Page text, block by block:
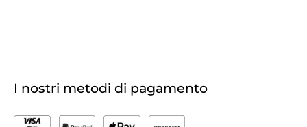
I nostri metodi di pagamento